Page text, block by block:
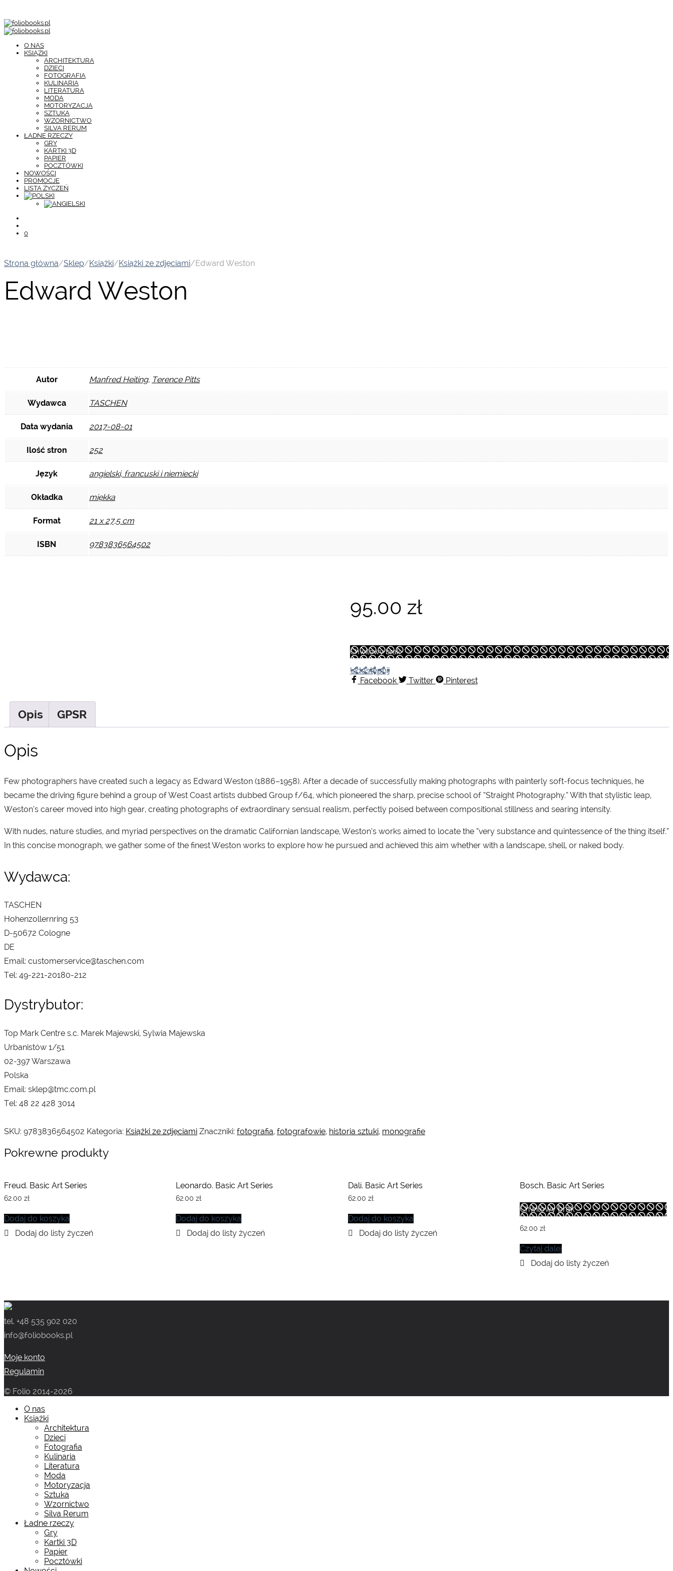
O NAS
KSIĄŻKI
ARCHITEKTURA
DZIECI
FOTOGRAFIA
KULINARIA
LITERATURA
MODA
MOTORYZACJA
SZTUKA
WZORNICTWO
SILVA RERUM
ŁADNE RZECZY
GRY
KARTKI 3D
PAPIER
POCZTÓWKI
NOWOŚCI
PROMOCJE
LISTA ŻYCZEŃ
0
Strona główna/Sklep/Książki/Książki ze zdjęciami/Edward Weston
Edward Weston
Autor Manfred Heiting, Terence Pitts
Wydawca TASCHEN
Data wydania 2017-08-01
Ilość stron 252
Język angielski, francuski i niemiecki
Okładka miękka
Format 21 x 27,5 cm
ISBN 9783836564502
95.00 zł
Chwilowy brak
Udostępnij
Facebook
Twitter Pinterest
Opis GPSR
Opis
Few photographers have created such a legacy as Edward Weston (1886–1958). After a decade of successfully making photographs with painterly soft-focus techniques, he
became the driving figure behind a group of West Coast artists dubbed Group f/64, which pioneered the sharp, precise school of “Straight Photography.” With that stylistic leap,
Weston’s career moved into high gear, creating photographs of extraordinary sensual realism, perfectly poised between compositional stillness and searing intensity.
With nudes, nature studies, and myriad perspectives on the dramatic Californian landscape, Weston’s works aimed to locate the “very substance and quintessence of the thing itself.”
In this concise monograph, we gather some of the finest Weston works to explore how he pursued and achieved this aim whether with a landscape, shell, or naked body.
Wydawca:
TASCHEN
Hohenzollernring 53
D-50672 Cologne
DE
Email: customerservice@taschen.com
Tel: 49-221-20180-212
Dystrybutor:
Top Mark Centre s.c. Marek Majewski, Sylwia Majewska
Urbanistów 1/51
02-397 Warszawa
Polska
Email: sklep@tmc.com.pl
Tel: 48 22 428 3014
SKU: 9783836564502 Kategoria: Książki ze zdjęciami Znaczniki: fotografia, fotografowie, historia sztuki, monografie
Pokrewne produkty
Freud. Basic Art Series
62.00 zł
Dodaj do koszyka
Leonardo. Basic Art Series
62.00zł
Dodaj do koszyka
Dalí. Basic Art Series
62.00 zł
Dodaj do koszyka
Bosch. Basic Art Series
Chwilowy brak
62.00 zł
Czytaj dalej
tel. +48 535 902 020
info@foliobooks.pl
Moje konto
Regulamin
© Folio 2014-2026
O nas
Książki
Architektura
Dzieci
Fotografia
Kulinaria
Literatura
Moda
Motoryzacja
Sztuka
Wzornictwo
Silva Rerum
Ładne rzeczy
Gry
Kartki 3D
Papier
Pocztówki